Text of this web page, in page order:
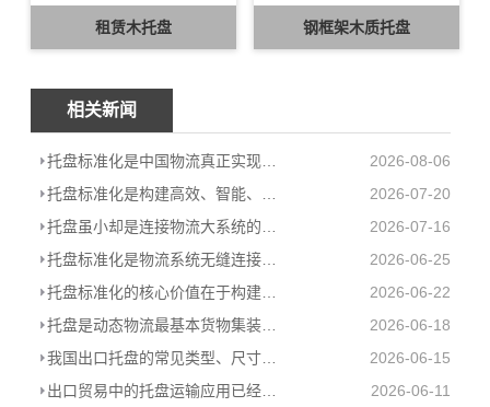
租赁木托盘 钢框架木质托盘
相关新闻
2026-08-06
2026-07-20
2026-07-16
2026-06-25
2026-06-22
2026-06-18
2026-06-15
2026-06-11